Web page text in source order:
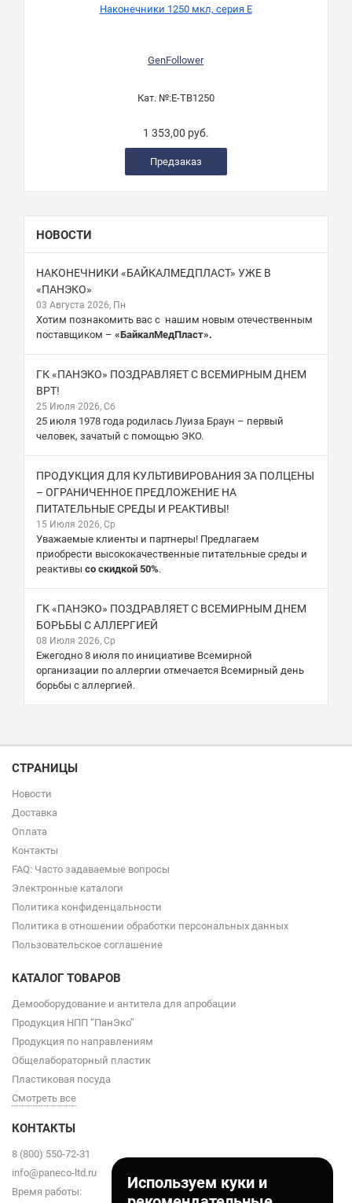
Используем куки и
Наконечники 1250 мкл, серия Е
GenFollower
Кат. №:E-TB1250
1 353,00 руб.
Предзаказ
НОВОСТИ
НАКОНЕЧНИКИ «БАЙКАЛМЕДПЛАСТ» УЖЕ В
«ПАНЭКО»
03 Августа 2026, Пн
Хотим познакомить вас с нашим новым отечественным
поставщиком – «БайкалМедПласт».
ГК «ПАНЭКО» ПОЗДРАВЛЯЕТ С ВСЕМИРНЫМ ДНЕМ
ВРТ!
25 Июля 2026, Сб
25 июля 1978 года родилась Луиза Браун – первый
человек, зачатый с помощью ЭКО.
ПРОДУКЦИЯ ДЛЯ КУЛЬТИВИРОВАНИЯ ЗА ПОЛЦЕНЫ
– ОГРАНИЧЕННОЕ ПРЕДЛОЖЕНИЕ НА
ПИТАТЕЛЬНЫЕ СРЕДЫ И РЕАКТИВЫ!
15 Июля 2026, Ср
Уважаемые клиенты и партнеры! Предлагаем
приобрести высококачественные питательные среды и
реактивы со скидкой 50%.
ГК «ПАНЭКО» ПОЗДРАВЛЯЕТ С ВСЕМИРНЫМ ДНЕМ
БОРЬБЫ С АЛЛЕРГИЕЙ
08 Июля 2026, Ср
Ежегодно 8 июля по инициативе Всемирной
организации по аллергии отмечается Всемирный день
борьбы с аллергией.
СТРАНИЦЫ
Новости
Доставка
Оплата
Контакты
FAQ: Часто задаваемые вопросы
Электронные каталоги
Политика конфиденцальности
Политика в отношении обработки персональных данных
Пользовательское соглашение
КАТАЛОГ ТОВАРОВ
Демооборудование и антитела для апробации
Продукция НПП “ПанЭко”
Продукция по направлениям
Общелабораторный пластик
Пластиковая посуда
Смотреть все
КОНТАКТЫ
8 (800) 550-72-31
info@paneco-ltd.ru
Время работы: